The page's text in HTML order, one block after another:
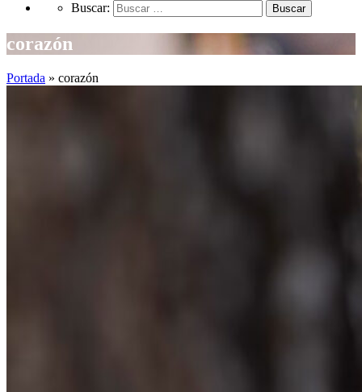
Buscar:
corazón
Portada » corazón